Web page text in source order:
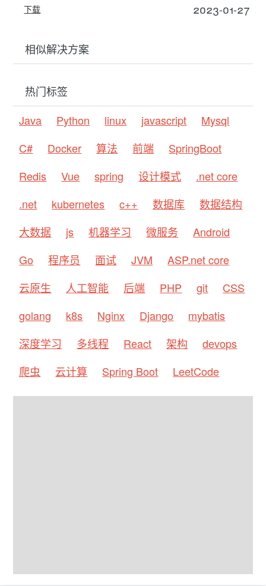
下载 2023-01-27
相似解决方案
热门标签
Java
Python linux javascript
Mysql
C#
Docker 算法 前端
SpringBoot
Redis
Vue spring 设计模式
.net core
.net
kubernetes c++ 数据库
数据结构
大数据
js 机器学习 微服务
Android
Go
程序员 面试 JVM
ASP.net core
云原生
人工智能 后端 PHP git
CSS
golang
k8s Nginx Django
mybatis
深度学习
多线程 React 架构
devops
爬虫
云计算 Spring Boot LeetCode